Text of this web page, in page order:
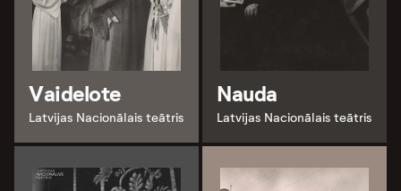
Vaidelote
Latvijas Nacionālais teātris
Nauda
Latvijas Nacionālais teātris